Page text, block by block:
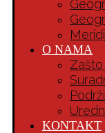
O NAMA
Zašto
KONTAKT